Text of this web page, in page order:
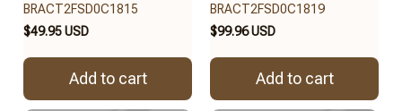
BRACT2FSD0C1815
$49.95 USD
Add to cart
BRACT2FSD0C1819
$99.96 USD
Add to cart